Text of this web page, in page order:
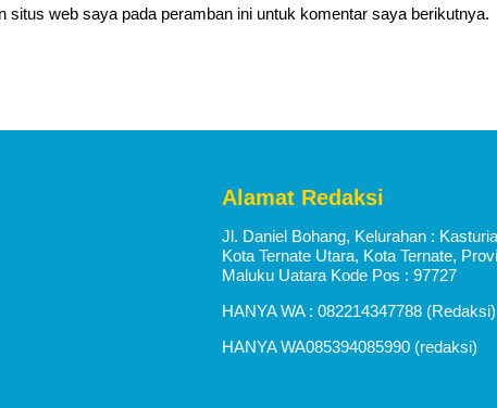
situs web saya pada peramban ini untuk komentar saya berikutnya.
Alamat Redaksi
Jl. Daniel Bohang, Kelurahan :
Kota Ternate Utara, Kota Ternate,
Maluku Uatara Kode Pos : 97727
HANYA WA : 082214347788 (Redaksi)
HANYA WA085394085990 (redaksi)